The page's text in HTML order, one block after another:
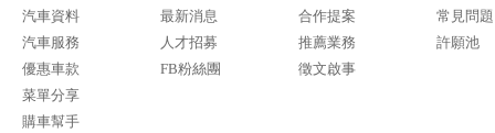
汽車資料
汽車服務
優惠車款
菜單分享
購車幫手
最新消息
人才招募
FB粉絲團
合作提案
推薦業務
徵文啟事
常見問題
許願池